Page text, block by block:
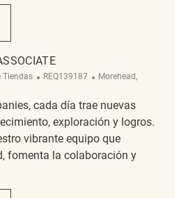
REQ119563
Associate
Tiendas ReqId
REQ139187 Ubicación
Morehead,
cada día trae nuevas
exploración y logros.
vibrante equipo que
fomenta la colaboración y